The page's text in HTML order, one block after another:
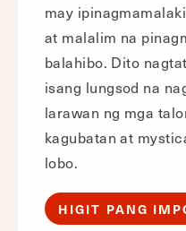
may
at malalim na
balahibo. Dito
isang lungsod na
larawan ng mga
kagubatan at
lobo.
HIGIT PANG